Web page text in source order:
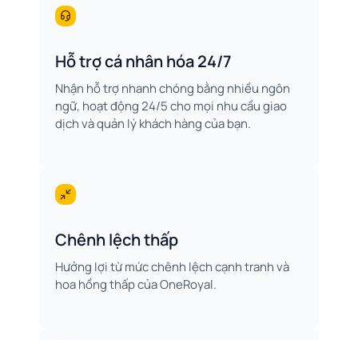
Hỗ trợ cá nhân hóa 24/7
Nhận hỗ trợ nhanh chóng bằng nhiều ngôn
ngữ, hoạt động 24/5 cho mọi nhu cầu giao
dịch và quản lý khách hàng của bạn.
Chênh lệch thấp
Hưởng lợi từ mức chênh lệch cạnh tranh và
hoa hồng thấp của OneRoyal.